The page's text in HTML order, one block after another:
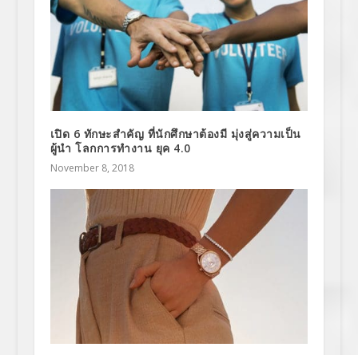
เปิด 6 ทักษะสำคัญ ที่นักศึกษาต้องมี มุ่งสู่ความเป็น
ผู้นำ โลกการทำงาน ยุค 4.0
November 8, 2018